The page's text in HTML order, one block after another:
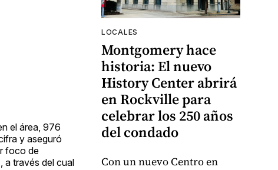
el área, 976
y aseguró
foco de
a través del cual
LOCALES
Montgomery hace
historia: El nuevo
History Center abrirá
en Rockville para
celebrar los 250 años
del condado
Con un nuevo Centro en